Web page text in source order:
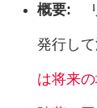
概要: リ
発行して
は将来